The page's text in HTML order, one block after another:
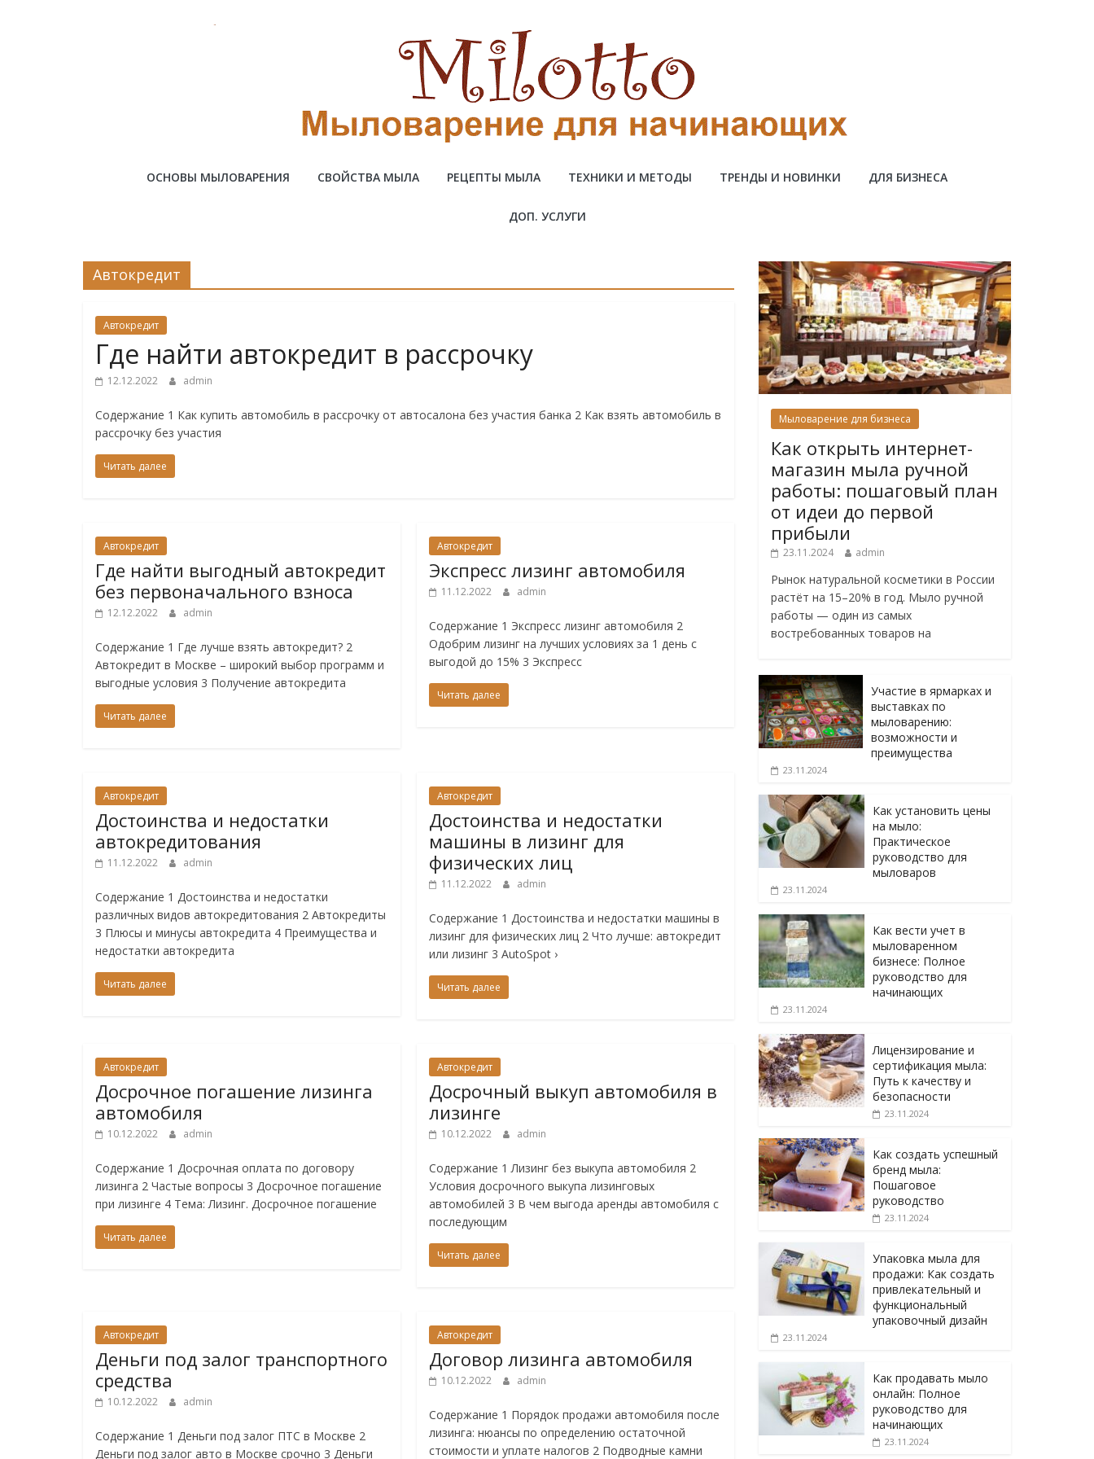
Милотто
ОСНОВЫ МЫЛОВАРЕНИЯ СВОЙСТВА МЫЛА РЕЦЕПТЫ МЫЛА ТЕХНИКИ И МЕТОДЫ ТРЕНДЫ И НОВИНКИ ДЛЯ БИЗНЕСА
ДОП. УСЛУГИ
Автокредит
Автокредит
Где найти автокредит в рассрочку
12.12.2022 admin
Содержание 1 Как купить автомобиль в рассрочку от автосалона без участия банка 2 Как взять автомобиль в
рассрочку без участия
Читать далее
Автокредит
Где найти выгодный автокредит
без первоначального взноса
12.12.2022 admin
Содержание 1 Где лучше взять автокредит? 2
Автокредит в Москве – широкий выбор программ и
выгодные условия 3 Получение автокредита
Читать далее
Автокредит
Экспресс лизинг автомобиля
11.12.2022 admin
Содержание 1 Экспресс лизинг автомобиля 2
Одобрим лизинг на лучших условиях за 1 день с
выгодой до 15% 3 Экспресс
Читать далее
Автокредит
Достоинства и недостатки
автокредитования
11.12.2022 admin
Содержание 1 Достоинства и недостатки
различных видов автокредитования 2 Автокредиты
3 Плюсы и минусы автокредита 4 Преимущества и
недостатки автокредита
Читать далее
Автокредит
Достоинства и недостатки
машины в лизинг для
физических лиц
11.12.2022 admin
Содержание 1 Достоинства и недостатки машины в
лизинг для физических лиц 2 Что лучше: автокредит
или лизинг 3 AutoSpot ›
Читать далее
Автокредит
Досрочное погашение лизинга
автомобиля
10.12.2022 admin
Содержание 1 Досрочная оплата по договору
лизинга 2 Частые вопросы 3 Досрочное погашение
при лизинге 4 Тема: Лизинг. Досрочное погашение
Читать далее
Автокредит
Досрочный выкуп автомобиля в
лизинге
10.12.2022 admin
Содержание 1 Лизинг без выкупа автомобиля 2
Условия досрочного выкупа лизинговых
автомобилей 3 В чем выгода аренды автомобиля с
последующим
Читать далее
Автокредит
Деньги под залог транспортного
средства
10.12.2022 admin
Содержание 1 Деньги под залог ПТС в Москве 2
Деньги под залог авто в Москве срочно 3 Деньги
Автокредит
Договор лизинга автомобиля
10.12.2022 admin
Содержание 1 Порядок продажи автомобиля после
лизинга: нюансы по определению остаточной
стоимости и уплате налогов 2 Подводные камни
Мыловарение для бизнеса
Как открыть интернет-
магазин мыла ручной
работы: пошаговый план
от идеи до первой
прибыли
23.11.2024 admin
Рынок натуральной косметики в России
растёт на 15–20% в год. Мыло ручной
работы — один из самых
востребованных товаров на
Участие в ярмарках и
выставках по
мыловарению:
возможности и
преимущества
23.11.2024
Как установить цены
на мыло:
Практическое
руководство для
мыловаров
23.11.2024
Как вести учет в
мыловаренном
бизнесе: Полное
руководство для
начинающих
23.11.2024
Лицензирование и
сертификация мыла:
Путь к качеству и
безопасности
23.11.2024
Как создать успешный
бренд мыла:
Пошаговое
руководство
23.11.2024
Упаковка мыла для
продажи: Как создать
привлекательный и
функциональный
упаковочный дизайн
23.11.2024
Как продавать мыло
онлайн: Полное
руководство для
начинающих
23.11.2024